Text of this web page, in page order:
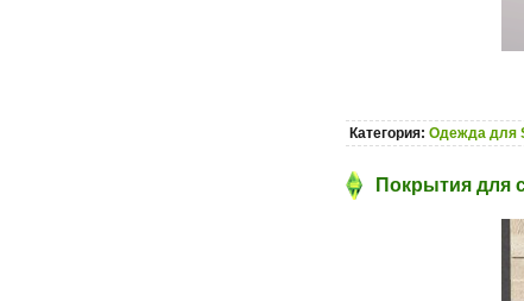
Категория: Одежда для
Покрытия для